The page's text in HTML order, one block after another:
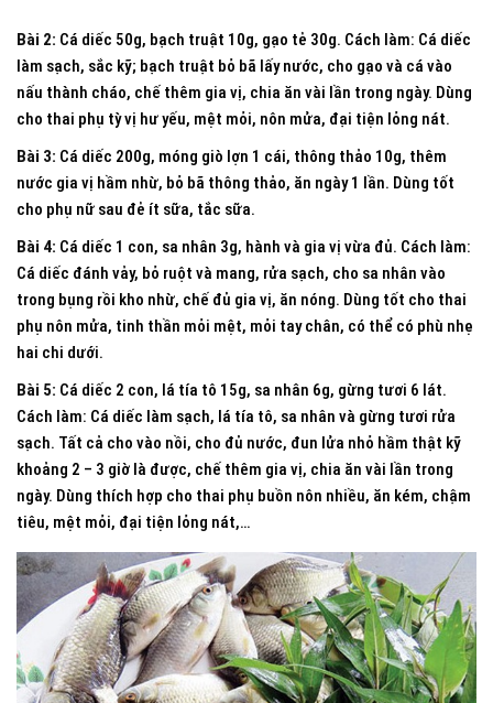
Bài 2: Cá diếc 50g, bạch truật 10g, gạo tẻ 30g. Cách làm: Cá diếc
làm sạch, sắc kỹ; bạch truật bỏ bã lấy nước, cho gạo và cá vào
nấu thành cháo, chế thêm gia vị, chia ăn vài lần trong ngày. Dùng
cho thai phụ tỳ vị hư yếu, mệt mỏi, nôn mửa, đại tiện lỏng nát.
Bài 3: Cá diếc 200g, móng giò lợn 1 cái, thông thảo 10g, thêm
nước gia vị hầm nhừ, bỏ bã thông thảo, ăn ngày 1 lần. Dùng tốt
cho phụ nữ sau đẻ ít sữa, tắc sữa.
Bài 4: Cá diếc 1 con, sa nhân 3g, hành và gia vị vừa đủ. Cách làm:
Cá diếc đánh vảy, bỏ ruột và mang, rửa sạch, cho sa nhân vào
trong bụng rồi kho nhừ, chế đủ gia vị, ăn nóng. Dùng tốt cho thai
phụ nôn mửa, tinh thần mỏi mệt, mỏi tay chân, có thể có phù nhẹ
hai chi dưới.
Bài 5: Cá diếc 2 con, lá tía tô 15g, sa nhân 6g, gừng tươi 6 lát.
Cách làm: Cá diếc làm sạch, lá tía tô, sa nhân và gừng tươi rửa
sạch. Tất cả cho vào nồi, cho đủ nước, đun lửa nhỏ hầm thật kỹ
khoảng 2 – 3 giờ là được, chế thêm gia vị, chia ăn vài lần trong
ngày. Dùng thích hợp cho thai phụ buồn nôn nhiều, ăn kém, chậm
tiêu, mệt mỏi, đại tiện lỏng nát,…